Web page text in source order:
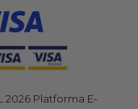
2026 Platforma E-